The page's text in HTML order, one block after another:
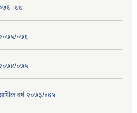
०७६।७७
२०७५/०७६
२०७४/०७५
वर्ष २०७३/०७४